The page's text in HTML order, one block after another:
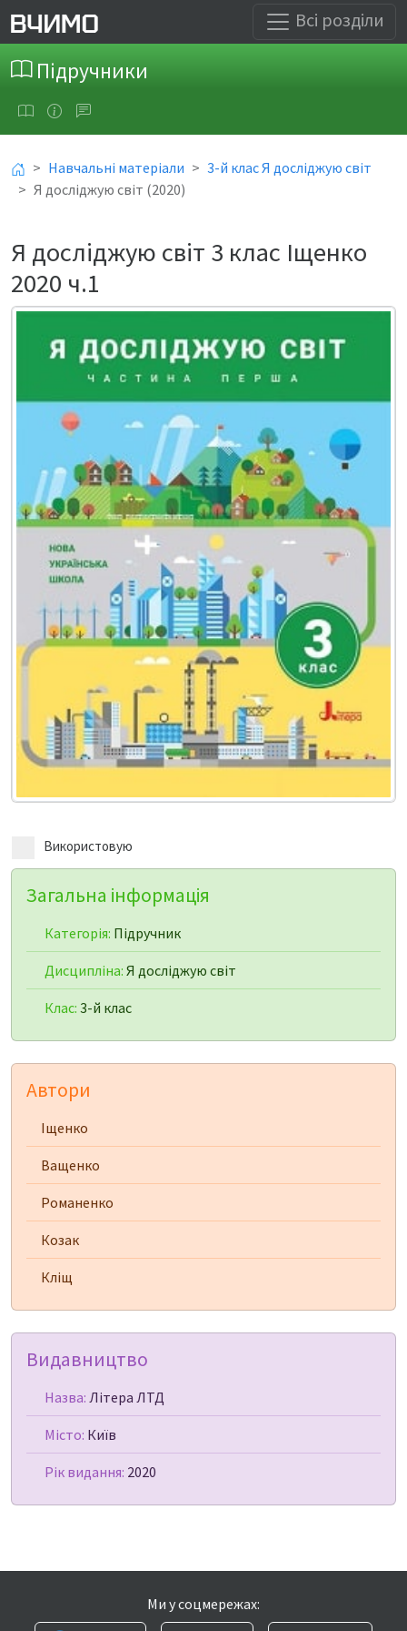
Всі розділи
Підручники
Навчальні матеріали
3-й клас Я досліджую світ
Я досліджую світ (2020)
Я досліджую світ 3 клас Іщенко
2020 ч.1
Використовую
Загальна інформація
Категорія: Підручник
Дисципліна: Я досліджую світ
Клас: 3-й клас
Автори
Іщенко
Ващенко
Романенко
Козак
Кліщ
Видавництво
Назва: Літера ЛТД
Місто: Київ
Рік видання: 2020
Ми у соцмережах: